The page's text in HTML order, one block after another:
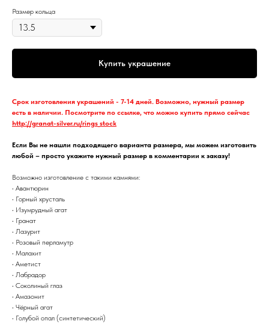
Размер кольца
Купить украшение
Срок изготовления украшений - 7-14 дней. Возможно, нужный размер
есть в наличии. Посмотрите по ссылке, что можно купить прямо сейчас
http://granat-silver.ru/rings_stock
Если Вы не нашли подходящего варианта размера, мы можем изготовить
любой – просто укажите нужный размер в комментарии к заказу!
Возможно изготовление с такими камнями:
• Авантюрин
• Горный хрусталь
• Изумрудный агат
• Гранат
• Лазурит
• Розовый перламутр
• Малахит
• Аметист
• Лабрадор
• Соколиный глаз
• Амазонит
• Чёрный агат
• Голубой опал (синтетический)